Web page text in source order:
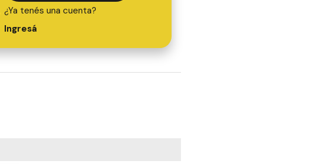
¿Ya tenés una cuenta?
Ingresá